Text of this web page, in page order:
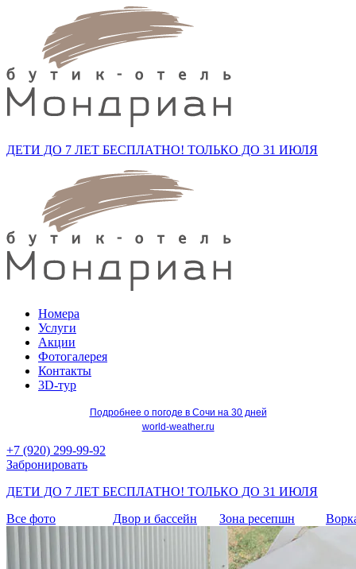
ДЕТИ ДО 7 ЛЕТ БЕСПЛАТНО! ТОЛЬКО ДО 31 ИЮЛЯ
Номера
Услуги
Акции
Фотогалерея
Контакты
3D-тур
Подробнее о погоде в Сочи на 30 дней
world-weather.ru
+7 (920) 299-99-92
Забронировать
ДЕТИ ДО 7 ЛЕТ БЕСПЛАТНО! ТОЛЬКО ДО 31 ИЮЛЯ
Все фото
Двор и бассейн Зона ресепшн